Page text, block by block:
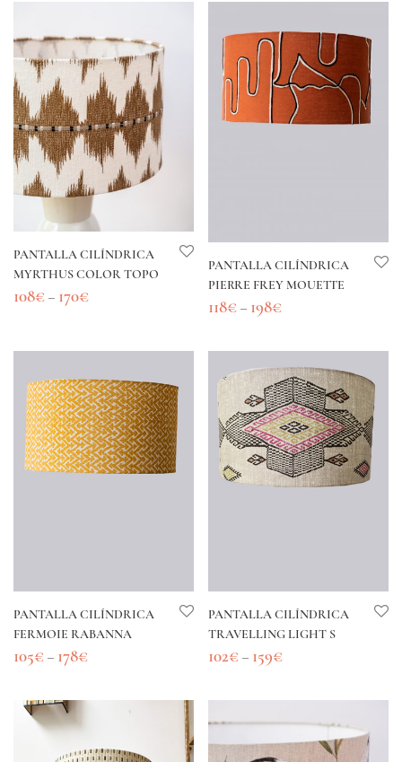
PANTALLA CILÍNDRICA
MYRTHUS COLOR TOPO
108€ – 170€
PANTALLA CILÍNDRICA
PIERRE FREY MOUETTE
118€ – 198€
PANTALLA CILÍNDRICA
FERMOIE RABANNA
105€ – 178€
PANTALLA CILÍNDRICA
TRAVELLING LIGHT S
102€ – 159€